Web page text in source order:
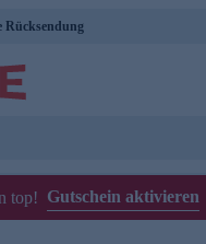
Rücksendung
top! Gutschein aktivieren